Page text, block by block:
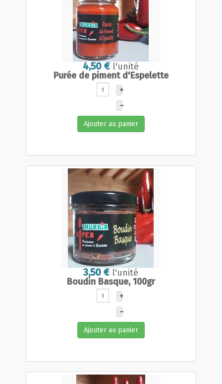
4,50 € l'unité
Purée de piment d'Espelette
+
–
Ajouter au panier
3,50 € l'unité
Boudin Basque, 100gr
+
–
Ajouter au panier